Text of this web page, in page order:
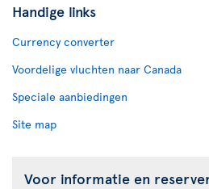
Handige links
Currency converter
Voordelige vluchten naar Canada
Speciale aanbiedingen
Site map
Voor informatie en